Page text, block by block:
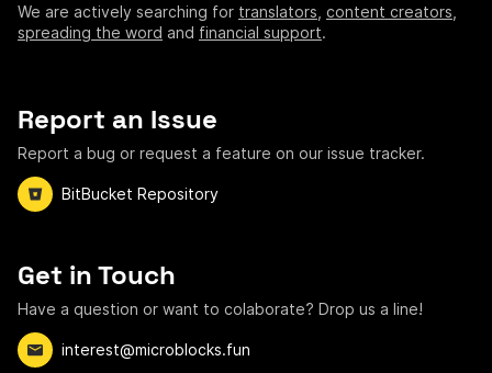
We are actively searching for translators content creators
spreading the word and financial support.
Report an Issue
Report a bug or request a feature on our issue tracker.
BitBucket Repository
Get in Touch
Have a question or want to colaborate? Drop us a line!
interest@microblocks.fun